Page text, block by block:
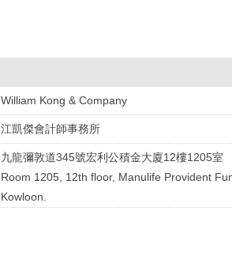
William Kong & Company
江凱傑會計師事務所
九龍彌敦道345號宏利公積金大廈12樓1205室
Room 1205, 12th floor, Manulife Provident
Kowloon.